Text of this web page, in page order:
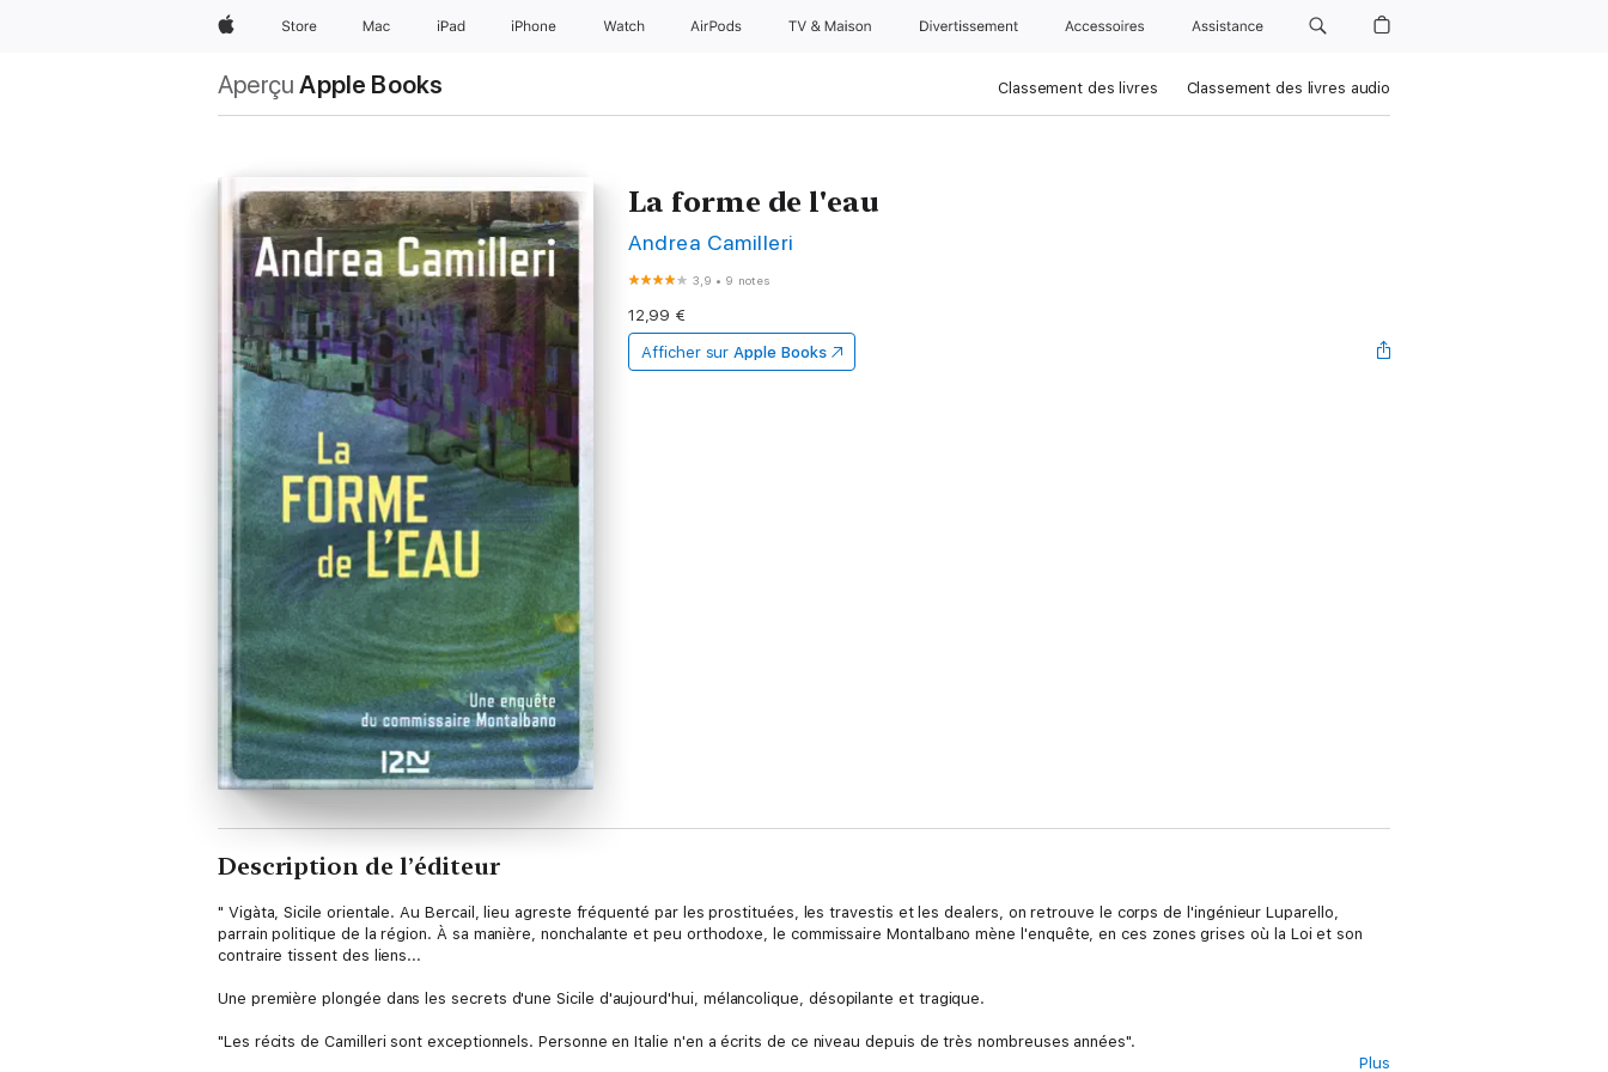
AppleStore Mac iPad iPhone Watch AirPods TV & Maison Divertissements Accessoires Assistance
Aperçu Apple Books Classement des livres Classement des livres audio
La forme de l'eau
Andrea Camilleri
3,9 • 9 notes
12,99 €
Afficher sur Apple Books
Description de l’éditeur
" Vigàta, Sicile orientale. Au Bercail, lieu agreste fréquenté par les prostituées, les travestis et les dealers, on retrouve le corps de l'ingénieur Luparello,
parrain politique de la région. À sa manière, nonchalante et peu orthodoxe, le commissaire Montalbano mène l'enquête, en ces zones grises où la Loi et son
contraire tissent des liens...
Une première plongée dans les secrets d'une Sicile d'aujourd'hui, mélancolique, désopilante et tragique.
"Les récits de Camilleri sont exceptionnels. Personne en Italie n'en a écrits de ce niveau depuis de très nombreuses années".
Plus